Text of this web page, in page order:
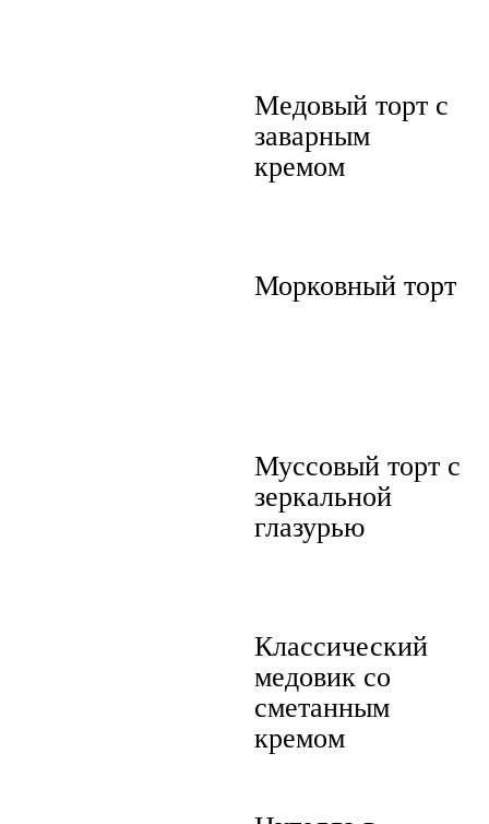
Медовый торт с
заварным
кремом
Морковный торт
Муссовый торт с
зеркальной
глазурью
Классический
медовик со
сметанным
кремом